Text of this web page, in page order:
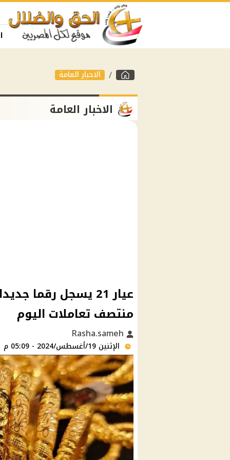
الاخبار العامة
الاخبار العامة
عيار 21 يسجل
منتصف تعاملات اليوم
الإثنين 19/أغسطس/2024 - 05:09 م